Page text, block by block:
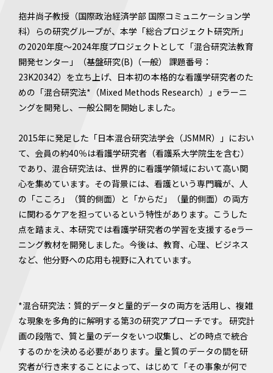
抱井尚子教授（国際政治経済学部 国際コミュニケーション学
科）らの研究グループが、本学「総合プロジェクト研究所」
の2020年度～2024年度プロジェクトとして「混合研究法教育
開発センター」（基盤研究(B)（一般） 課題番号：
23K20342）を立ち上げ、日本初の本格的な看護学研究者のた
めの「混合研究法*（Mixed Methods Research）」eラーニ
ングを開発し、一般公開を開始しました。
2015年に発足した「日本混合研究法学会（JSMMR）」におい
て、会員の約40％は看護学研究者（看護系大学院生を含む）
であり、混合研究法は、世界的に看護学領域において高い関
心を集めています。その背景には、看護という専門職が、人
の「こころ」（質的側面）と「からだ」（量的側面）の両方
に関わるケアを担っているという特性があります。こうした
点を踏まえ、本研究では看護学研究者の学習を支援するeラー
ニング教材を開発しました。今後は、教育、心理、ビジネス
など、他分野への応用も視野に入れています。
*混合研究法：質的データと量的データの両方を活用し、複雑
な現象を多角的に解明する第3の研究アプローチです。 研究計
画の段階で、質と量のデータをいつ収集し、どの時点で統合
するのかを決める必要があります。量と質のデータの間を研
究者が行き来することによって、はじめて「その事象が何で